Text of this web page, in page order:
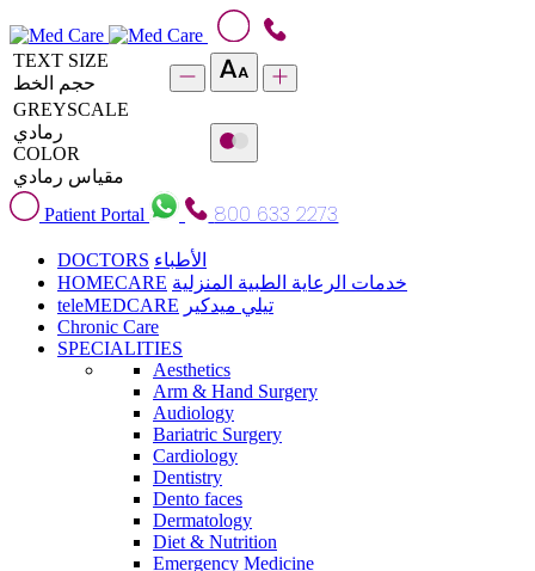
TEXT SIZE
حجم الخط
GREYSCALE
رمادي
COLOR
مقياس رمادي
Patient Portal
800 633 2273
DOCTORS الأطباء
HOMECARE خدمات الرعاية الطبية المنزلية
teleMEDCARE تيلي ميدكير
Chronic Care
SPECIALITIES
Aesthetics
Arm & Hand Surgery
Audiology
Bariatric Surgery
Cardiology
Dentistry
Dento faces
Dermatology
Diet & Nutrition
Emergency Medicine